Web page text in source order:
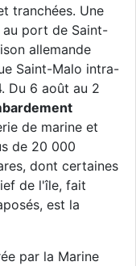
tranchées. Une
port de Saint-
allemande
Saint-Malo intra-
Du 6 août au 2
de marine et
de 20 000
dont certaines
de l'île, fait
est la
par la Marine